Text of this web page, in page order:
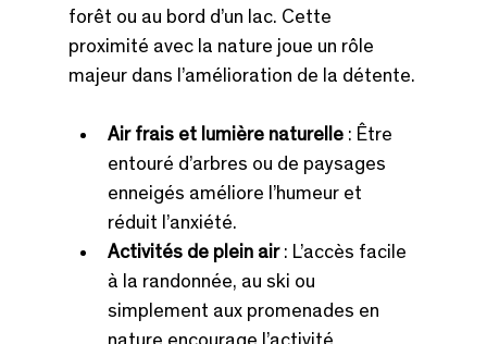
forêt ou au bord d’un lac. Cette
proximité avec la nature joue un rôle
majeur dans l’amélioration de la détente.
Air frais et lumière naturelle : Être
entouré d’arbres ou de paysages
enneigés améliore l’humeur et
réduit l’anxiété.
Activités de plein air : L’accès facile
à la randonnée, au ski ou
simplement aux promenades en